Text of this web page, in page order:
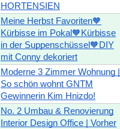
HORTENSIEN
Meine Herbst Favoriten🧡
Kürbisse im Pokal🧡Kürbisse
in der Suppenschüssel🧡DIY
mit Conny dekoriert
Moderne 3 Zimmer Wohnung |
So schön wohnt GNTM
Gewinnerin Kim Hnizdo!
No. 2 Umbau & Renovierung
Interior Design Office | Vorher